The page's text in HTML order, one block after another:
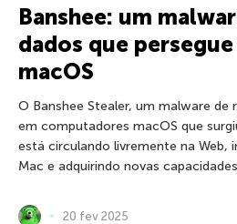
Banshee: um
dados que
macOS
O Banshee Stealer, um malware de
em computadores macOS que
está circulando livremente na Web,
Mac e adquirindo novas
20 fev 2025